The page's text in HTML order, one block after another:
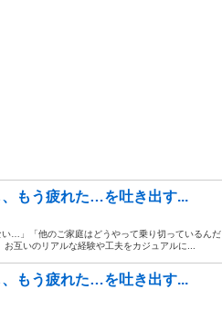
、もう疲れた…を吐き出す...
…」「他のご家庭はどうやって乗り切っているんだ
互いのリアルな経験や工夫をカジュアルに...
、もう疲れた…を吐き出す...